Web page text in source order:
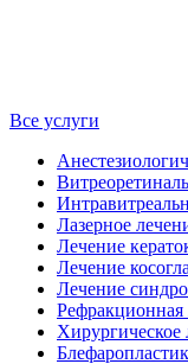
Все услуги
Лазерное
Лечение
Лечение
Лечение
Рефракционная
Хирургическое